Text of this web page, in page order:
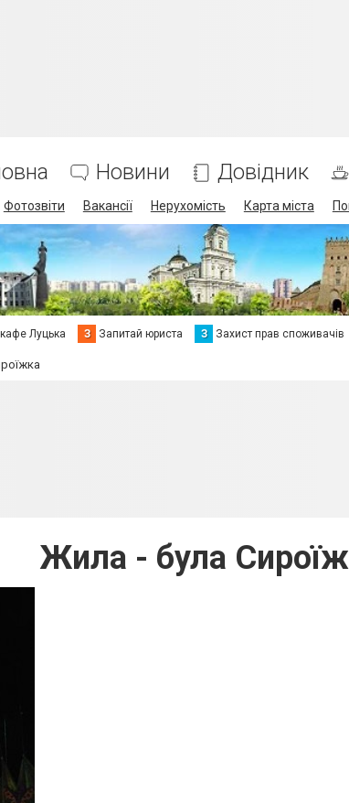
Новини Довідник
Фотозвіти Вакансії Нерухомість Карта міста
кафе Луцька З Запитай юриста З Захист прав споживачів
Жила - була